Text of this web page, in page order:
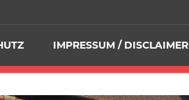
IMPRESSUM / DISCLAIMER